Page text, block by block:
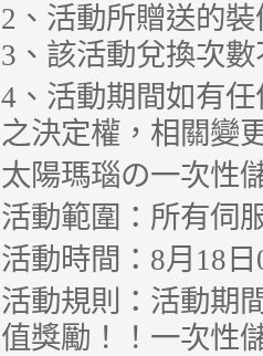
2、活動所贈送的
3、該活動兌換次
4、活動期間如有
之決定權，相關變
太陽瑪瑙の一次性
活動範圍：所有伺
活動時間：8月18
活動規則：活動期
值獎勵！！一次性